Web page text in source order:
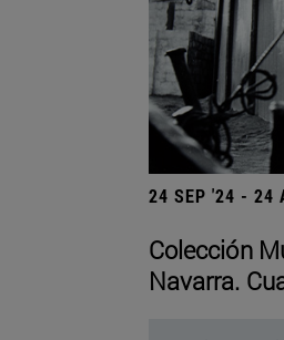
24 SEP '24 - 24
Colección
Navarra.